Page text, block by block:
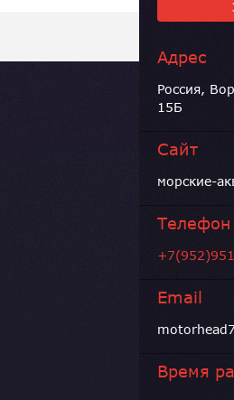
Адрес
Россия,
15Б
Сайт
морские-
Телефон
Email
Время